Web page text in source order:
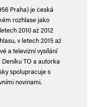
Praha) je česká
rozhlase jako
2010 až 2012
v letech 2015 až
a televizní vysílání
TO a autorka
spolupracuje s
novinami.